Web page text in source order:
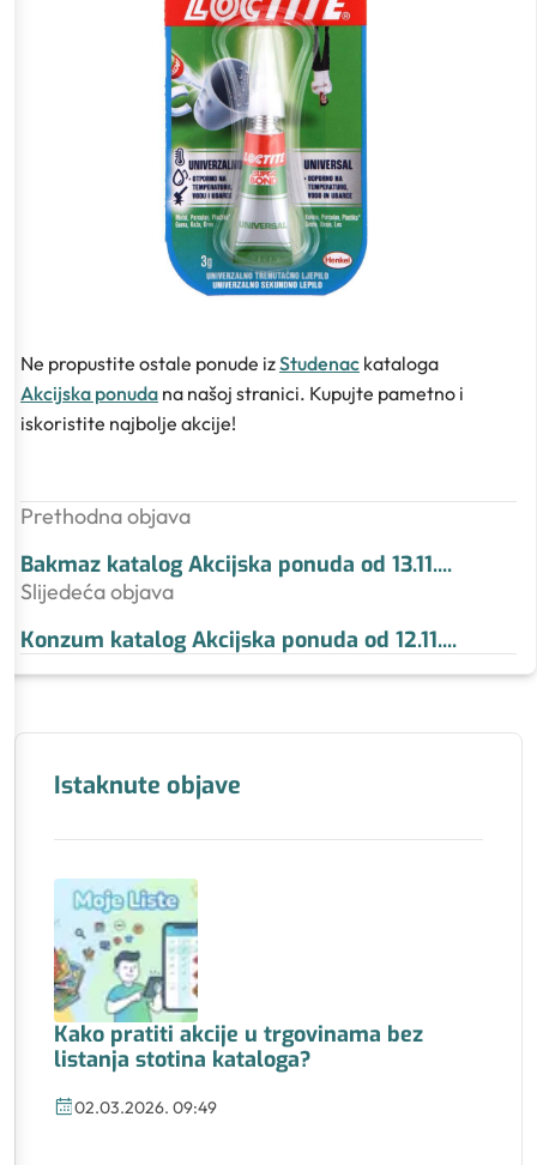
Ne propustite ostale ponude izStudenac kataloga
Akcijska ponuda na našoj stranici. Kupujte pametno i
iskoristite najbolje akcije!
Prethodna objava
Bakmaz katalog Akcijska ponuda od 13.11....
Slijedeća objava
Konzum katalog Akcijska ponuda od 12.11....
Istaknute objave
Kako pratiti akcije u trgovinama bez
listanja stotina kataloga?
02.03.2026. 09:49